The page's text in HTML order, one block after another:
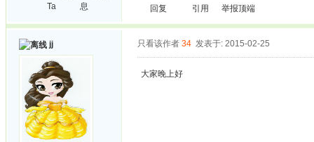
Ta
息
回复 引用 举报顶端
jj 只看该作者 34 发表于: 2015-02-25
大家晚上好